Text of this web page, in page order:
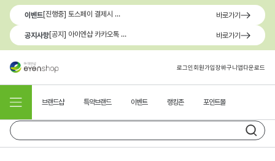
이벤트 [진행중] 토스페이 결제시 최대 1.3만원 혜택 바로가기
공지사항 [공지] 아이엔샵 카카오톡 1:1 문의 채널 이용 안내 바로가기
로그인회원가입장바구니앱다운로드
브랜드샵 특약브랜드 이벤트 랭킹존 포인트몰